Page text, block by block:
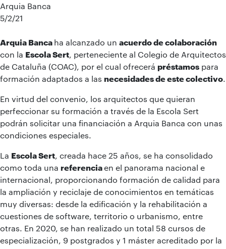
Arquia Banca
5/2/21
Arquia Banca ha alcanzado un acuerdo de colaboración
con la Escola Sert , perteneciente al Colegio de Arquitectos
de Cataluña (COAC), por el cual ofrecerá préstamos para
formación adaptados a las necesidades de este colectivo
En virtud del convenio, los arquitectos que quieran
perfeccionar su formación a través de la Escola Sert
podrán solicitar una financiación a Arquia Banca con unas
condiciones especiales.
La Escola Sert , creada hace 25 años, se ha consolidado
como toda una referenciaen el panorama nacional e
internacional, proporcionando formación de calidad para
la ampliación y reciclaje de conocimientos en temáticas
muy diversas: desde la edificación y la rehabilitación a
cuestiones de software, territorio o urbanismo, entre
otras. En 2020, se han realizado un total 58 cursos de
especialización, 9 postgrados y 1 máster acreditado por la